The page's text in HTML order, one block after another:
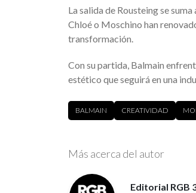
La salida de Rousteing se
Chloé o Moschino han
transformación.
Con su partida, Balmain
estético que seguirá en una
BALMAIN CREATIVIDAD
Más acerca del autor
Editorial RGB